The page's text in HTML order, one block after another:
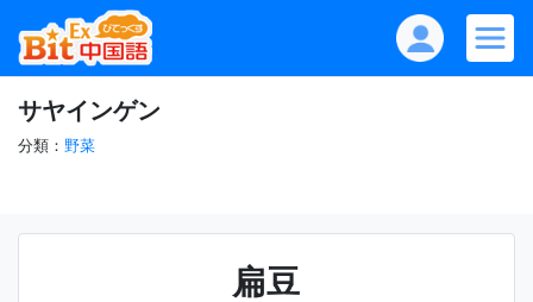
サヤインゲン
分類： 野菜
扁豆